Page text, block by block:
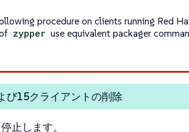
procedure on clients running Red
zypper use equivalent packager
び15クライアントの削除
止します。